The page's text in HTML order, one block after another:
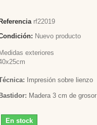
rf22019
Nuevo producto
exteriores
Impresión sobre lienzo
Madera 3 cm de grosor
En stock